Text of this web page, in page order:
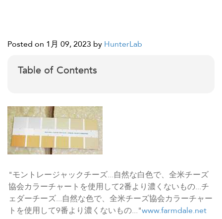
Posted on 1月 09, 2023 by HunterLab
Table of Contents
"モントレージャックチーズ...自然な白色で、全米チーズ
協会カラーチャートを使用して2番より濃くないもの...チ
ェダーチーズ...自然な色で、全米チーズ協会カラーチャー
トを使用して9番より濃くないもの..."www.farmdale.net